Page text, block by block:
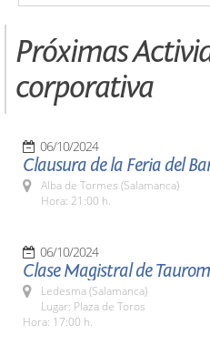
Próximas
corporativa
06/10/2024
Clausura de la Feria del
Alba de Tormes (Salamanca)
Hora: 21:00 h.
06/10/2024
Clase Magistral de
Ledesma (Salamanca)
Lugar: Plaza de Toros
Hora: 17:00 h.